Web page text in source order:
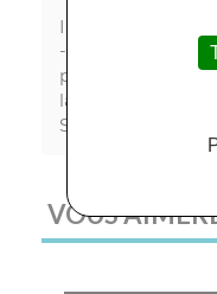
Informations
- les photos sont
peuvent faire
la forme des
Stones.
VOUS